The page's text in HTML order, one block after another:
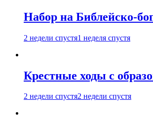
Набор на Библейско-
2 недели спустя1 неделя спустя
Крестные ходы с
2 недели спустя2 недели спустя